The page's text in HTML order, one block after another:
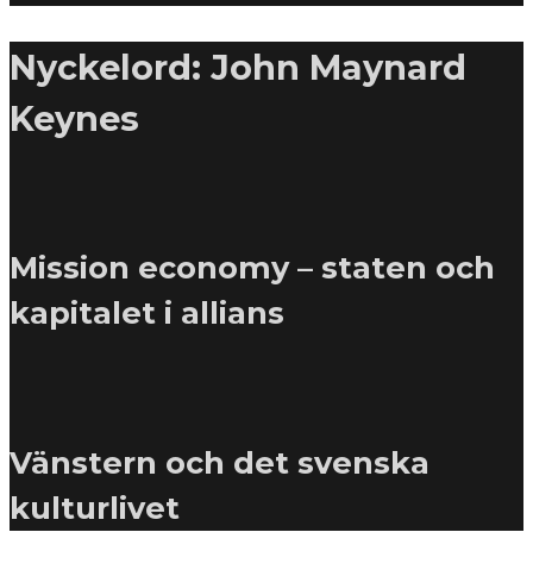
Nyckelord: John Maynard
Keynes
Mission economy – staten och
kapitalet i allians
Vänstern och det svenska
kulturlivet